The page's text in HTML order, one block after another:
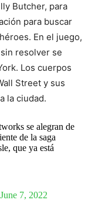
Butcher, para
para buscar
En el juego,
resolver se
Los cuerpos
Street y sus
la ciudad.
se alegran de
de la saga
que ya está
June 7, 2022